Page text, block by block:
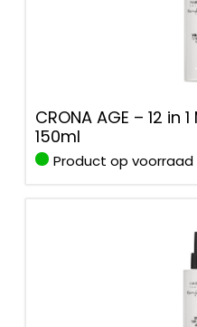
CRONA AGE – 12 in
150ml
Product op voorraad